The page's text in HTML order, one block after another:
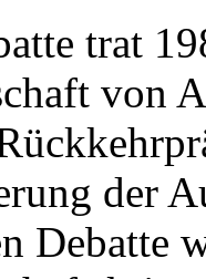
trat
von
der
Debatte